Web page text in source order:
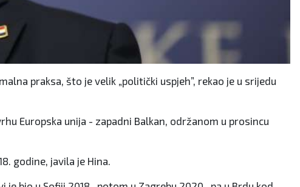
praksa, što je velik „politički uspjeh”, rekao je u srijedu
Europska unija - zapadni Balkan, održanom u prosincu
godine, javila je Hina.